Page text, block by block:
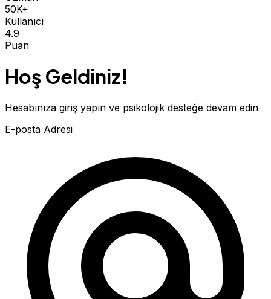
50K+
Kullanıcı
4.9
Puan
Hoş Geldiniz!
Hesabınıza giriş yapın ve psikolojik desteğe devam edin
E-posta Adresi